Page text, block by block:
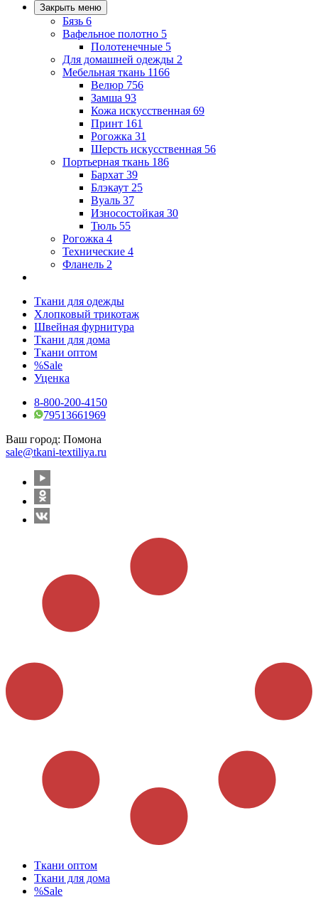
Закрыть меню
Бязь 6
Вафельное полотно 5
Полотенечные 5
Для домашней одежды 2
Мебельная ткань 1166
Велюр 756
Замша 93
Кожа искусственная 69
Принт 161
Рогожка 31
Шерсть искусственная 56
Портьерная ткань 186
Бархат 39
Блэкаут 25
Вуаль 37
Износостойкая 30
Тюль 55
Рогожка 4
Технические 4
Фланель 2
Ткани для одежды
Хлопковый трикотаж
Швейная фурнитура
Ткани для дома
Ткани оптом
%Sale
Уценка
8-800-200-4150
79513661969
Ваш город: Помона
sale@tkani-textiliya.ru
Ткани оптом
Ткани для дома
%Sale